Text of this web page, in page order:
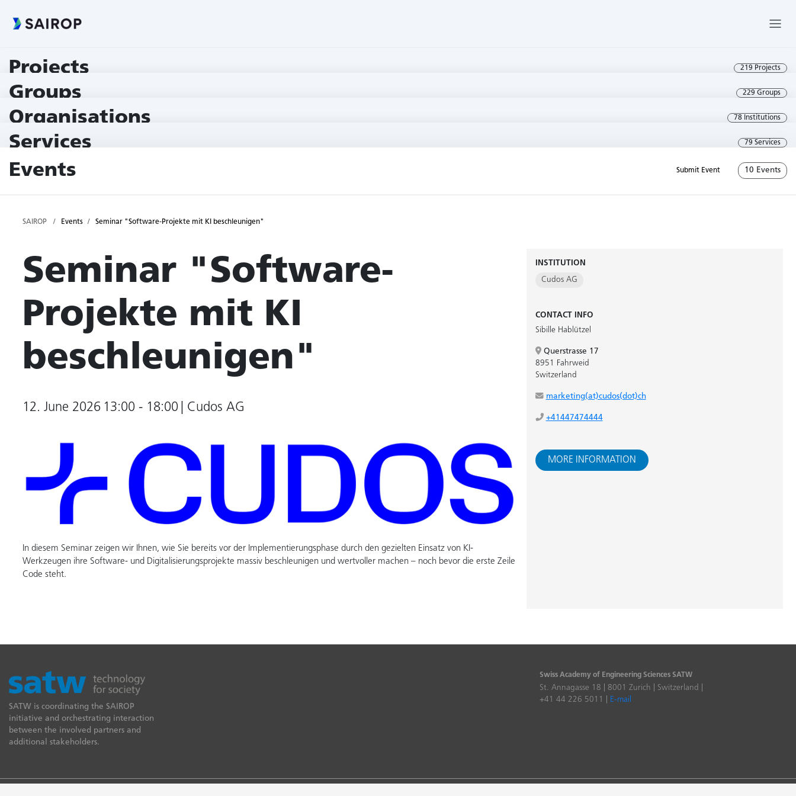
Projects 219 Projects
Groups 229 Groups
Organisations 78 Institutions
Services 79 Services
Events Submit Event 10 Events
SAIROP Events Seminar "Software-Projekte mit KI beschleunigen"
Seminar "Software-
Projekte mit KI
beschleunigen"
12. June 2026 13:00 - 18:00 | Cudos AG
In diesem Seminar zeigen wir Ihnen, wie Sie bereits vor der Implementierungsphase durch den gezielten Einsatz von KI-
Werkzeugen ihre Software- und Digitalisierungsprojekte massiv beschleunigen und wertvoller machen – noch bevor die erste Zeile
Code steht.
INSTITUTION
Cudos AG
CONTACT INFO
Sibille Hablützel
Querstrasse 17
8951 Fahrweid
Switzerland
marketing(at)cudos(dot)ch
+41447474444
MORE INFORMATION
SATW is coordinating the SAIROP
initiative and orchestrating interaction
between the involved partners and
additional stakeholders.
Swiss Academy of Engineering Sciences SATW
St. Annagasse 18 | 8001 Zurich | Switzerland |
+41 44 226 5011 |
E-mail